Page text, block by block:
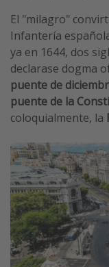
El "milagro"
Infantería
ya en 1644, dos
declarase dogma
puente de
puente de la
coloquialmente, la